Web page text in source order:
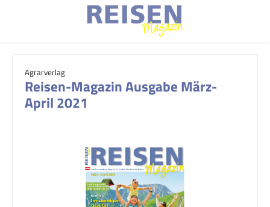
Agrarverlag
Reisen-Magazin Ausgabe März-
April 2021
Bildergalerie überspringen